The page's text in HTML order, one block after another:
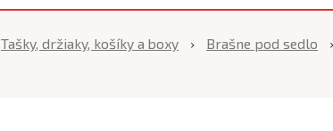
Tašky, držiaky, košíky a boxy Brašne pod sedlo